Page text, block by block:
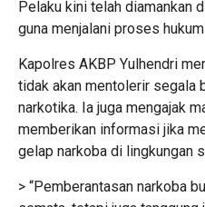
Pelaku kini telah diamankan
guna menjalani proses
Kapolres AKBP Yulhendri
tidak akan mentolerir segala
narkotika. Ia juga mengajak
memberikan informasi jika
gelap narkoba di lingkungan
> “Pemberantasan narkoba